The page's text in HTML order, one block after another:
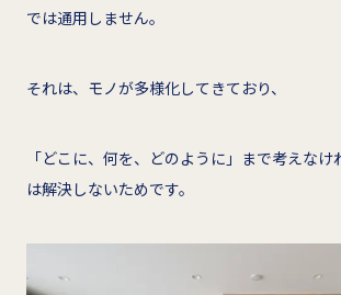
では通用しません。
それは、モノが多様化してきており、
「どこに、何を、どのように」まで考えな
は解決しないためです。